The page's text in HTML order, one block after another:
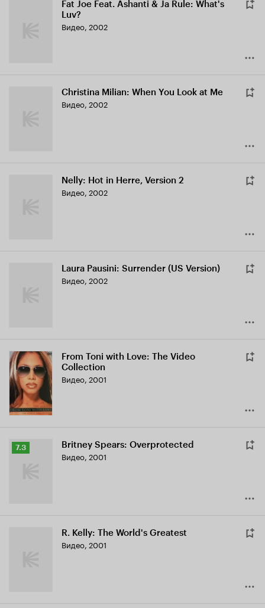
Fat Joe Feat. Ashanti & Ja Rule: What's
Luv?
Видео, 2002
Christina Milian: When You Look at Me
Видео, 2002
Nelly: Hot in Herre, Version 2
Видео, 2002
Laura Pausini: Surrender (US Version)
Видео, 2002
From Toni with Love: The Video
Collection
Видео, 2001
Рейтинг
7.3 Britney Spears: Overprotected
Видео, 2001
R. Kelly: The World's Greatest
Видео, 2001